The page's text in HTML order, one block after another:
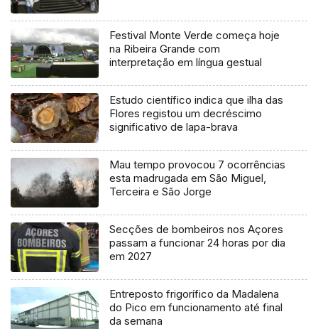
Festival Monte Verde começa hoje
na Ribeira Grande com
interpretação em língua gestual
Estudo científico indica que ilha das
Flores registou um decréscimo
significativo de lapa-brava
Mau tempo provocou 7 ocorrências
esta madrugada em São Miguel,
Terceira e São Jorge
Secções de bombeiros nos Açores
passam a funcionar 24 horas por dia
em 2027
Entreposto frigorífico da Madalena
do Pico em funcionamento até final
da semana